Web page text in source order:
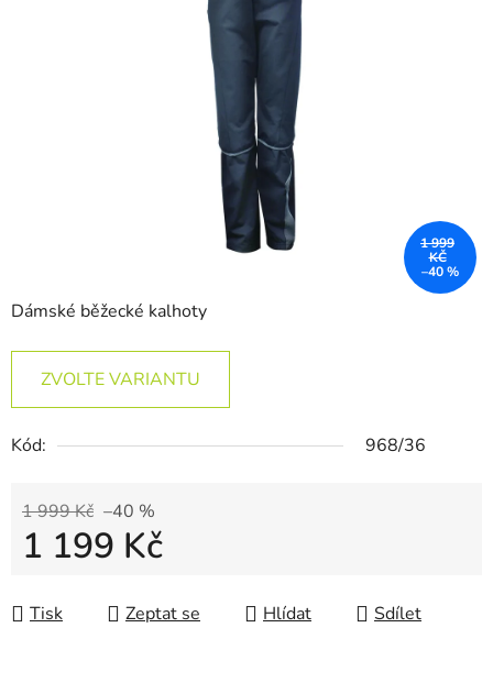
Dámské běžecké kalhoty
ZVOLTE VARIANTU
Kód: 968/36
1 999 Kč –40 %
1 199 Kč
Tisk
Zeptat se Hlídat Sdílet
1 999
KČ
–40 %